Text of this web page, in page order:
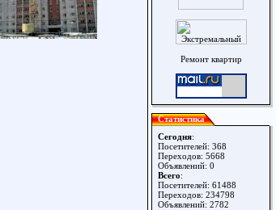
Ремонт квартир
Статистика
Сегодня:
Посетителей: 368
Переходов: 5668
Объявлений: 0
Всего:
Посетителей: 61488
Переходов: 234798
Объявлений: 2782